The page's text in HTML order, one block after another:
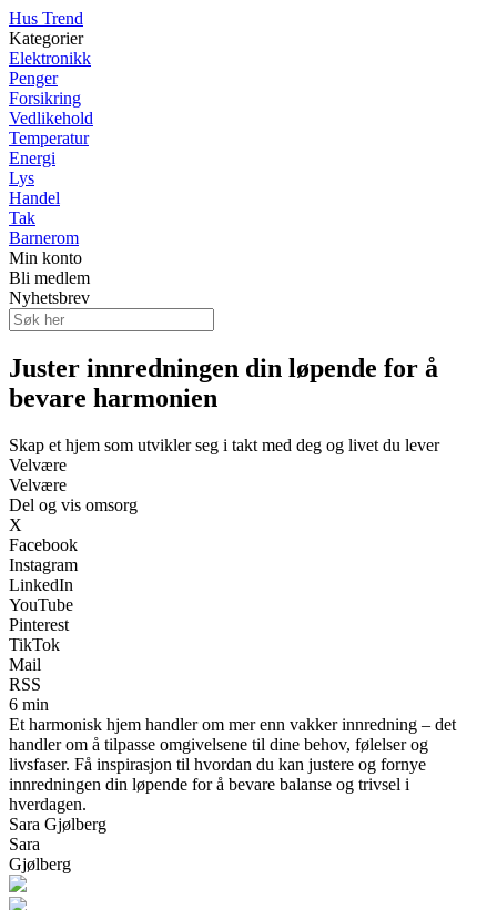
Hus Trend
Kategorier
Elektronikk
Penger
Forsikring
Vedlikehold
Temperatur
Energi
Lys
Handel
Tak
Barnerom
Min konto
Bli medlem
Nyhetsbrev
Juster innredningen din løpende for å
bevare harmonien
Skap et hjem som utvikler seg i takt med deg og livet du lever
Velvære
Velvære
Del og vis omsorg
X
Facebook
Instagram
LinkedIn
YouTube
Pinterest
TikTok
Mail
RSS
6 min
Et harmonisk hjem handler om mer enn vakker innredning – det
handler om å tilpasse omgivelsene til dine behov, følelser og
livsfaser. Få inspirasjon til hvordan du kan justere og fornye
innredningen din løpende for å bevare balanse og trivsel i
hverdagen.
Sara Gjølberg
Sara
Gjølberg